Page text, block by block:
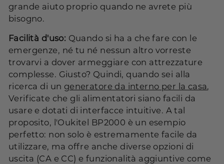
grande aiuto proprio quando ne avrete più
bisogno.
Facilità d'uso: Quando si ha a che fare con le
emergenze, né tu né nessun altro vorreste
trovarvi a dover armeggiare con attrezzature
complesse. Giusto? Quindi, quando sei alla
ricerca di un generatore da interno per la casa,
Verificate che gli alimentatori siano facili da
usare e dotati di interfacce intuitive. A tal
proposito, l'Oukitel BP2000 è un esempio
perfetto: non solo è estremamente facile da
utilizzare, ma offre anche diverse opzioni di
uscita (CA e CC) e funzionalità aggiuntive come